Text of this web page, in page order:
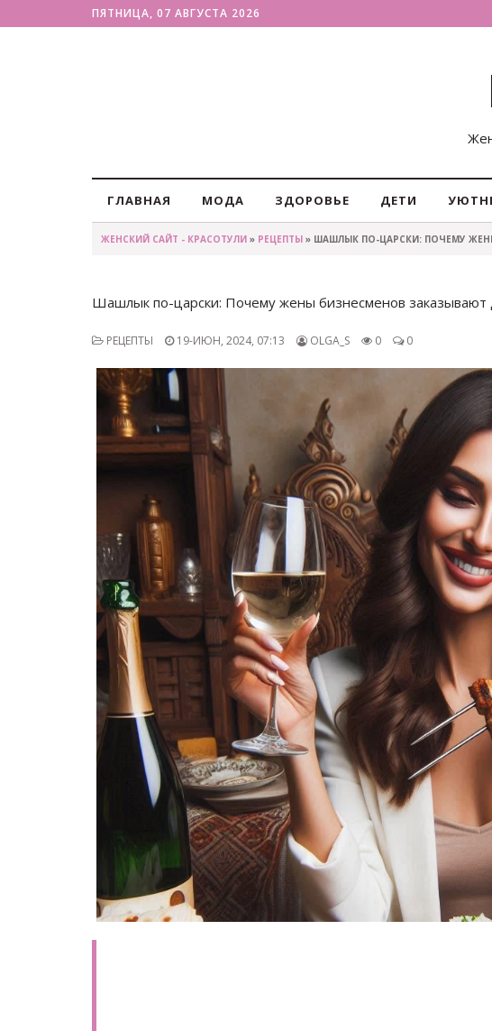
ПЯТНИЦА, 07 АВГУСТА 2026
ГЛАВНАЯ МОДА ЗДОРОВЬЕ ДЕТИ
ЖЕНСКИЙ САЙТ - КРАСОТУЛИ » РЕЦЕПТЫ » ШАШЛЫК ПО-ЦАРСКИ: ПОЧЕМУ
Шашлык по-царски: Почему жены бизнесменов заказывают
РЕЦЕПТЫ 19-ИЮН, 2024, 07:13 OLGA_S 0 0